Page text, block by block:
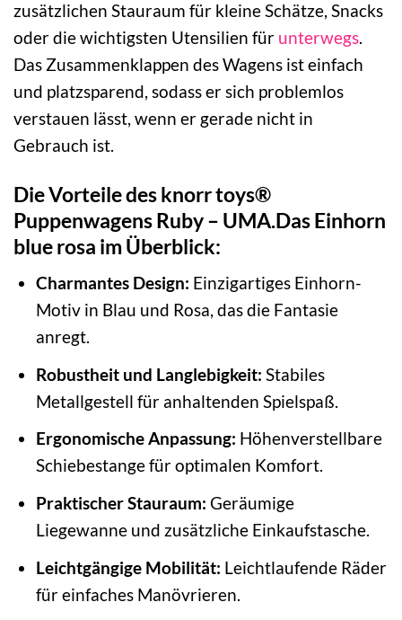
zusätzlichen Stauraum für kleine Schätze, Snacks
oder die wichtigsten Utensilien für unterwegs.
Das Zusammenklappen des Wagens ist einfach
und platzsparend, sodass er sich problemlos
verstauen lässt, wenn er gerade nicht in
Gebrauch ist.
Die Vorteile des knorr toys®
Puppenwagens Ruby – UMA.Das Einhorn
blue rosa im Überblick:
Charmantes Design: Einzigartiges Einhorn-
Motiv in Blau und Rosa, das die Fantasie
anregt.
Robustheit und Langlebigkeit: Stabiles
Metallgestell für anhaltenden Spielspaß.
Ergonomische Anpassung: Höhenverstellbare
Schiebestange für optimalen Komfort.
Praktischer Stauraum: Geräumige
Liegewanne und zusätzliche Einkaufstasche.
Leichtgängige Mobilität: Leichtlaufende Räder
für einfaches Manövrieren.